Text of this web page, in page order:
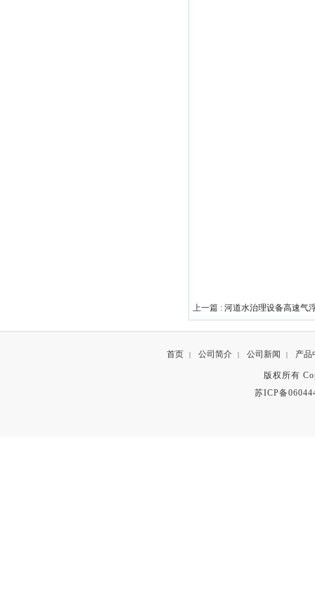
上一篇 : 河道水治理设备高速气
首页 | 公司简介 | 公司新闻 | 产品
版权所有
苏ICP备